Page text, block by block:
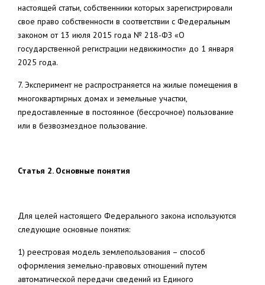
настоящей статьи, собственники которых зарегистрировали
свое право собственности в соответствии с Федеральным
законом от 13 июля 2015 года № 218-ФЗ «О
государственной регистрации недвижимости» до 1 января
2025 года.
7. Эксперимент не распространяется на жилые помещения в
многоквартирных домах и земельные участки,
предоставленные в постоянное (бессрочное) пользование
или в безвозмездное пользование.
Статья 2. Основные понятия
Для целей настоящего Федерального закона используются
следующие основные понятия:
1) реестровая модель землепользования – способ
оформления земельно-правовых отношений путем
автоматической передачи сведений из Единого